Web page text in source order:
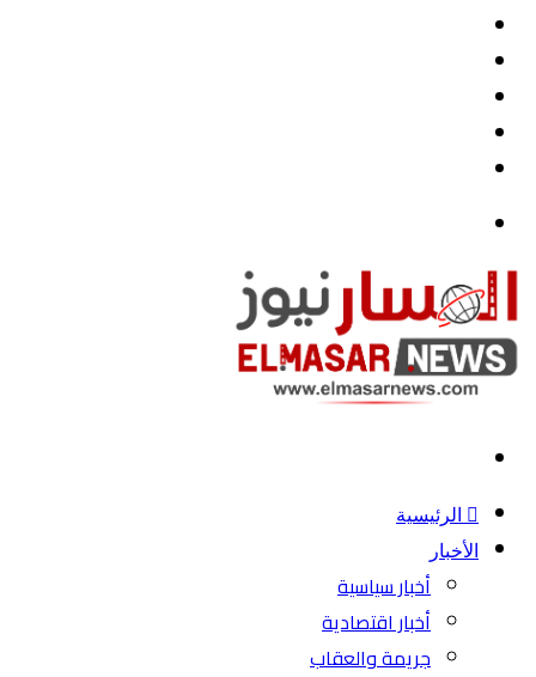
الرئيسية
الأخبار
أخبار سياسية
أخبار اقتصادية
جريمة والعقاب